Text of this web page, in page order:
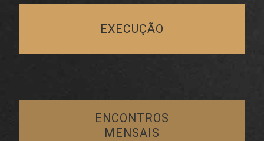
EXECUÇÃO
ENCONTROS
MENSAIS